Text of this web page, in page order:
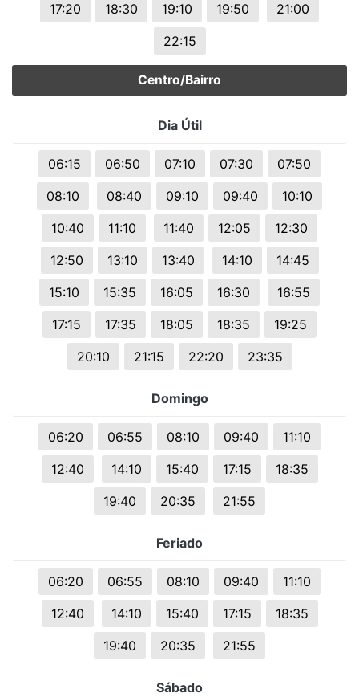
17:20 18:30 19:10 19:50
21:00
22:15
Centro/Bairro
Dia Útil
06:15 06:50 07:10 07:30
07:50
08:10
08:40 09:10 09:40
10:10
10:40
11:10 11:40 12:05
12:30
12:50
13:10 13:40 14:10
14:45
15:10
15:35 16:05 16:30
16:55
17:15
17:35 18:05 18:35
19:25
20:10
21:15 22:20 23:35
Domingo
06:20 06:55 08:10 09:40
11:10
12:40
14:10 15:40 17:15
18:35
19:40
20:35 21:55
Feriado
06:20 06:55 08:10 09:40
11:10
12:40
14:10 15:40 17:15
18:35
19:40
20:35 21:55
Sábado